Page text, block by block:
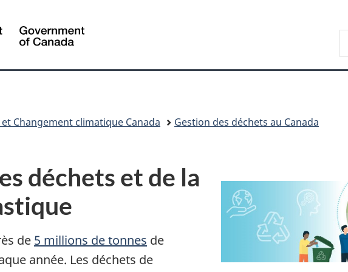
sujet
HTML
Canada
Changement climatique Canada Gestion des déchets au Canada
déchets et de la
de 5 millions de tonnes de
année. Les déchets de